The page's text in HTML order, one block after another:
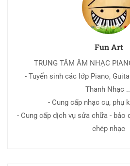
Fun Art
TRUNG TÂM ÂM NHẠC
- Tuyển sinh các lớp Piano,
Thanh Nhạc
- Cung cấp nhạc cụ, phụ
- Cung cấp dịch vụ sửa chữa - bảo
chép nhạc